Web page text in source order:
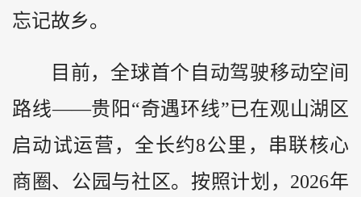
忘记故乡。
目前，全球首个自动驾驶移动空间
路线——贵阳“奇遇环线”已在观山湖区
启动试运营，全长约8公里，串联核心
商圈、公园与社区。按照计划，2026年